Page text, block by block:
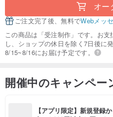
オー
ご注文完了後、無料でWebメッ
この商品は「受注制作」です。お
し、ショップの休日を除く7日後に
8/15~8/16にお届け予定です。
開催中のキャンペー
【アプリ限定】新規登録